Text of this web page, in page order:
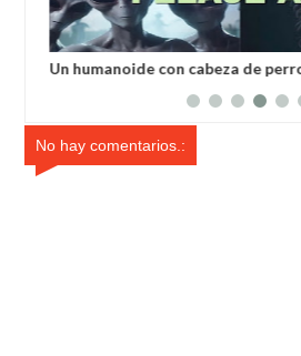
Un humanoide con cabeza de
No hay comentarios.: